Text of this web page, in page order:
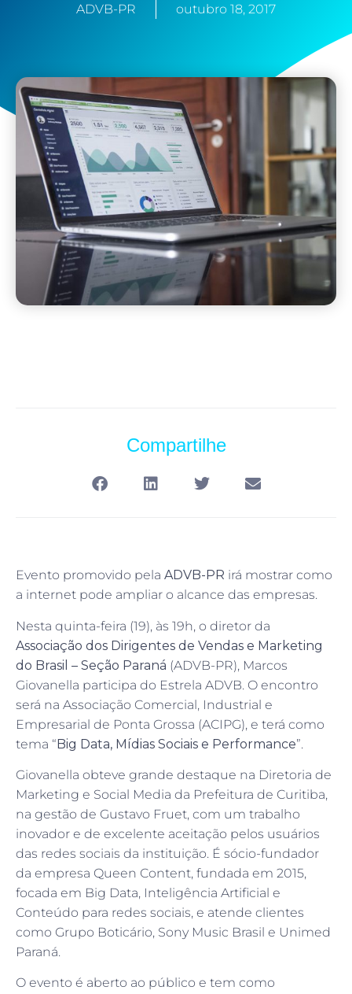
ADVB-PR outubro 18, 2017
Compartilhe
Evento promovido pela ADVB-PR irá mostrar como
a internet pode ampliar o alcance das empresas.
Nesta quinta-feira (19), às 19h, o diretor da
Associação dos Dirigentes de Vendas e Marketing
do Brasil – Seção Paraná (ADVB-PR), Marcos
Giovanella participa do Estrela ADVB. O encontro
será na Associação Comercial, Industrial e
Empresarial de Ponta Grossa (ACIPG), e terá como
tema “Big Data, Mídias Sociais e Performance”.
Giovanella obteve grande destaque na Diretoria de
Marketing e Social Media da Prefeitura de Curitiba,
na gestão de Gustavo Fruet, com um trabalho
inovador e de excelente aceitação pelos usuários
das redes sociais da instituição. É sócio-fundador
da empresa Queen Content, fundada em 2015,
focada em Big Data, Inteligência Artificial e
Conteúdo para redes sociais, e atende clientes
como Grupo Boticário, Sony Music Brasil e Unimed
Paraná.
O evento é aberto ao público e tem como